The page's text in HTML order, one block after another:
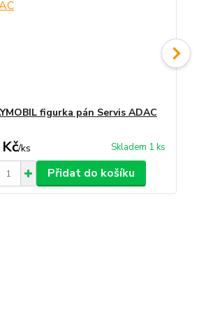
figurka pán Servis ADAC
/ks Skladem 1 ks
Přidat do košíku